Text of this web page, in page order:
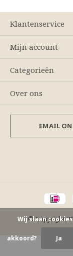
Klantenservice
Mijn account
Categorieën
Over ons
EMAIL
© Copyright
Wij slaan
akkoord? Ja